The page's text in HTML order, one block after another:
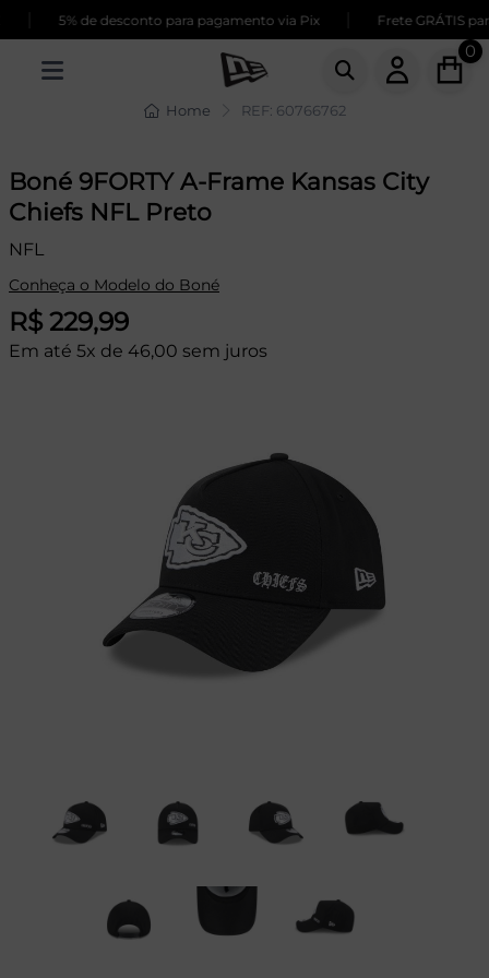
5% de desconto para pagamento via Pix Frete GRÁTIS
0
Home REF: 60766762
Boné 9FORTY A-Frame Kansas City
Chiefs NFL Preto
NFL
Conheça o Modelo do Boné
R$ 229,99
Em até 5x de 46,00 sem juros